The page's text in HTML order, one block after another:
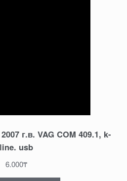
г.в. VAG COM 409.1, k-
line. usb
6.000₸